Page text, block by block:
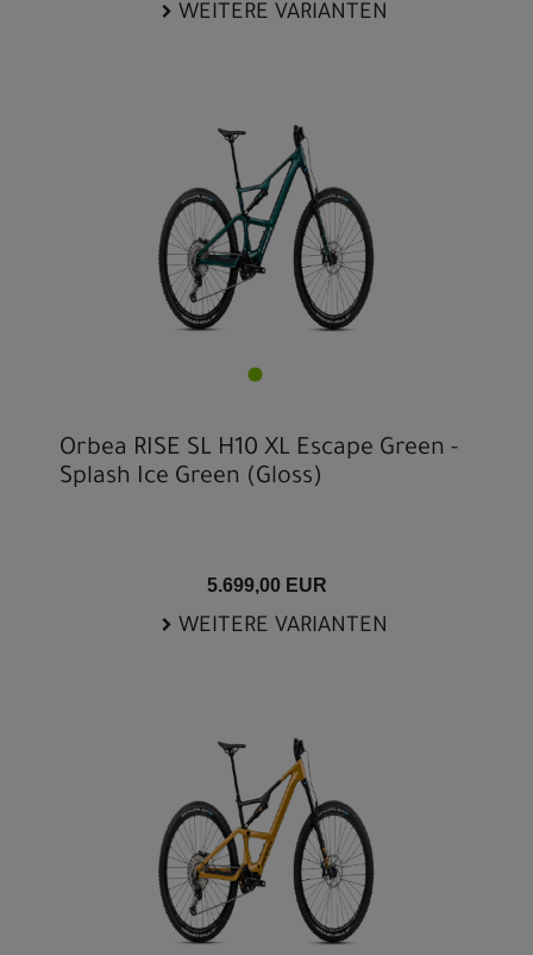
WEITERE VARIANTEN
Orbea RISE SL H10 XL Escape Green -
Splash Ice Green (Gloss)
5.699,00 EUR
WEITERE VARIANTEN